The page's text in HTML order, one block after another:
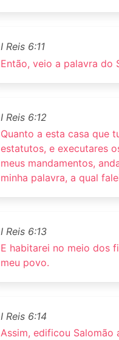
I Reis 6:11
Então, veio a palavra do
I Reis 6:12
Quanto a esta casa que
estatutos, e executares
meus mandamentos,
minha palavra, a qual
I Reis 6:13
E habitarei no meio dos
meu povo.
I Reis 6:14
Assim, edificou Salomão